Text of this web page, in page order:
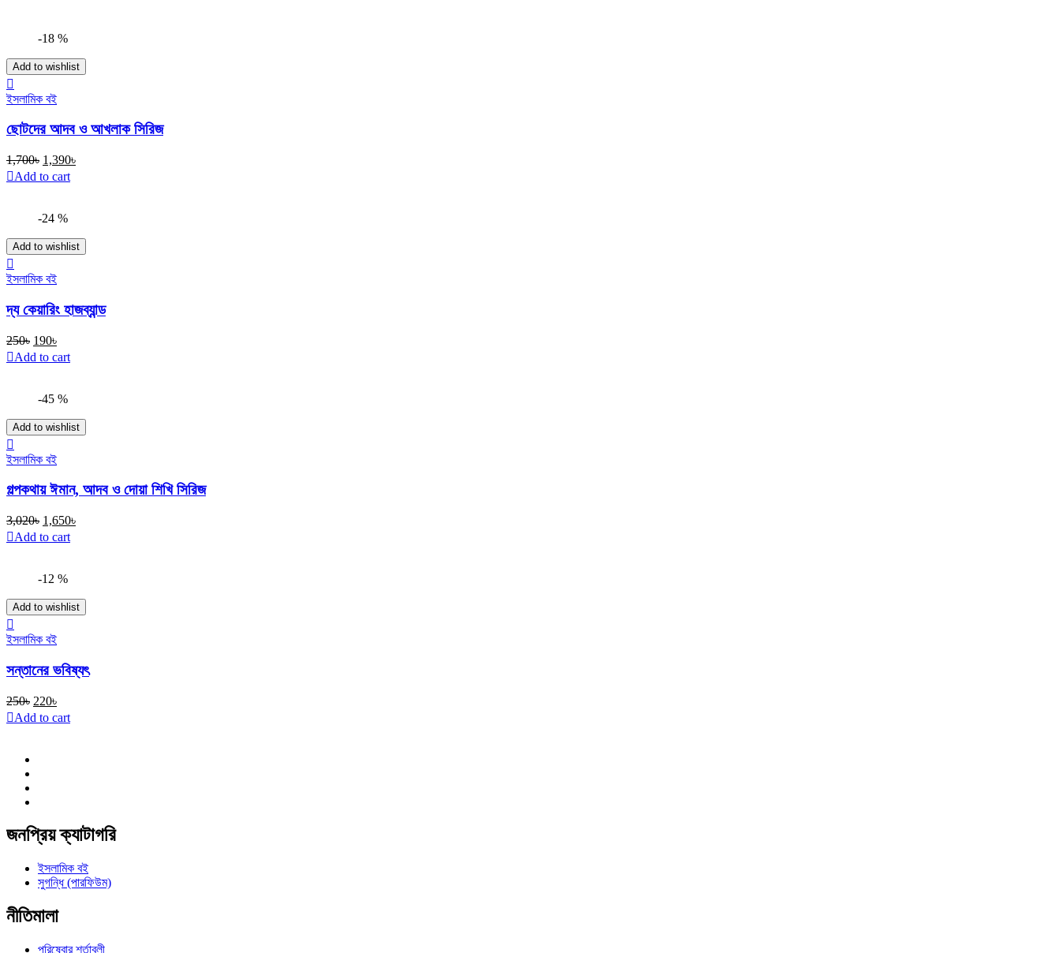
-18 %
Add to wishlist
ইসলামিক বই
ছোটদের আদব ও আখলাক সিরিজ
1,700৳ Original
price
1,390৳Current
Add to cart
-24 %
Add to wishlist
ইসলামিক বই
দ্য কেয়ারিং হাজব্যান্ড
250৳ Original
price
190৳Current
price
Add to cart
-45 %
Add to wishlist
ইসলামিক বই
গল্পকথায় ঈমান, আদব ও দোয়া শিখি সিরিজ
3,020৳ Original
price
1,650৳Current
Add to cart
-12 %
Add to wishlist
ইসলামিক বই
সন্তানের ভবিষ্যৎ
250৳ Original
price
220৳Current
price
Add to cart
জনপ্রিয় ক্যাটাগরি
ইসলামিক বই
সুগন্ধি (পারফিউম)
নীতিমালা
পরিষেবার শর্তাবলী